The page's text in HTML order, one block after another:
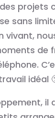
projets
sans
vivant,
de
idéal
il